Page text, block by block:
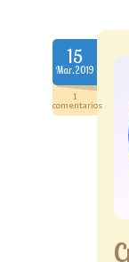
15
Mar.2019
1
comentarios